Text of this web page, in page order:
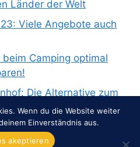
Länder der Welt
Viele Angebote auch
Camping optimal
Die Alternative zum
Wenn du die Website weiter
Einverständnis aus.
akeptieren